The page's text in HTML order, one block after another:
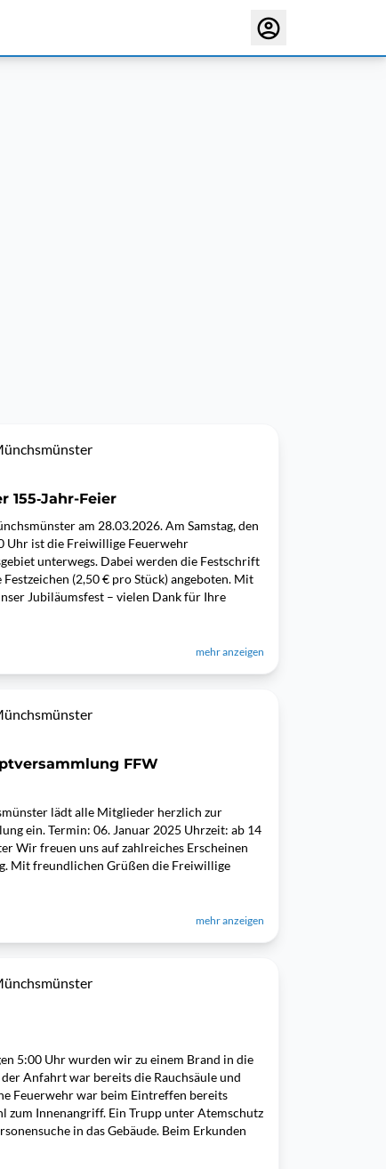
Feier
am 28.03.2026. Am Samstag, den
Uhr ist die Freiwillige Feuerwehr
unterwegs. Dabei werden die Festschrift
(2,50 € pro Stück) angeboten. Mit
Jubiläumsfest – vielen Dank für Ihre
mehr anzeigen
FFW
lädt alle Mitglieder herzlich zur
ein. Termin: 06. Januar 2025 Uhrzeit: ab 14
Wir freuen uns auf zahlreiches Erscheinen
Mit freundlichen Grüßen die Freiwillige
mehr anzeigen
5:00 Uhr wurden wir zu einem Brand in die
Anfahrt war bereits die Rauchsäule und
Feuerwehr war beim Eintreffen bereits
zum Innenangriff. Ein Trupp unter Atemschutz
in das Gebäude. Beim Erkunden